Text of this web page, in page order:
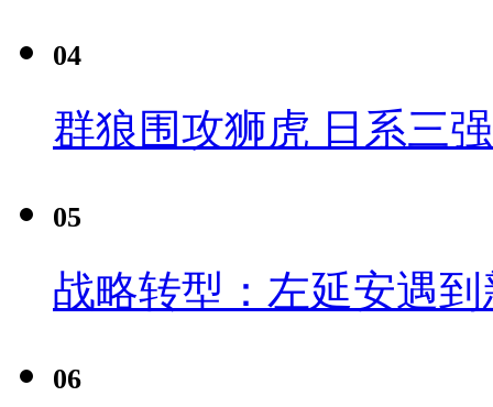
04
群狼围攻狮虎 日系三
05
战略转型：左延安遇
06